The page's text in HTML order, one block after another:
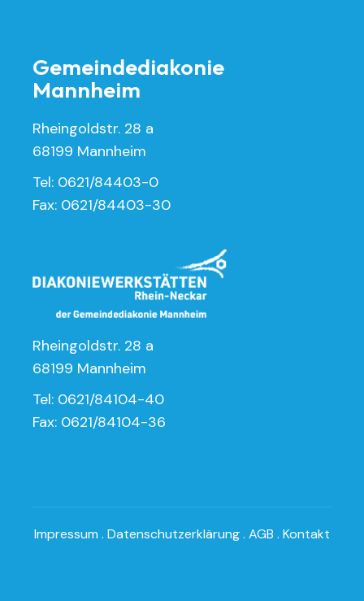
Gemeindediakonie
Mannheim
Rheingoldstr. 28 a
68199 Mannheim
Tel: 0621/84403-0
Fax: 0621/84403-30
Rheingoldstr. 28 a
68199 Mannheim
Tel: 0621/84104-40
Fax: 0621/84104-36
Impressum . Datenschutzerklärung. AGB . Kontakt